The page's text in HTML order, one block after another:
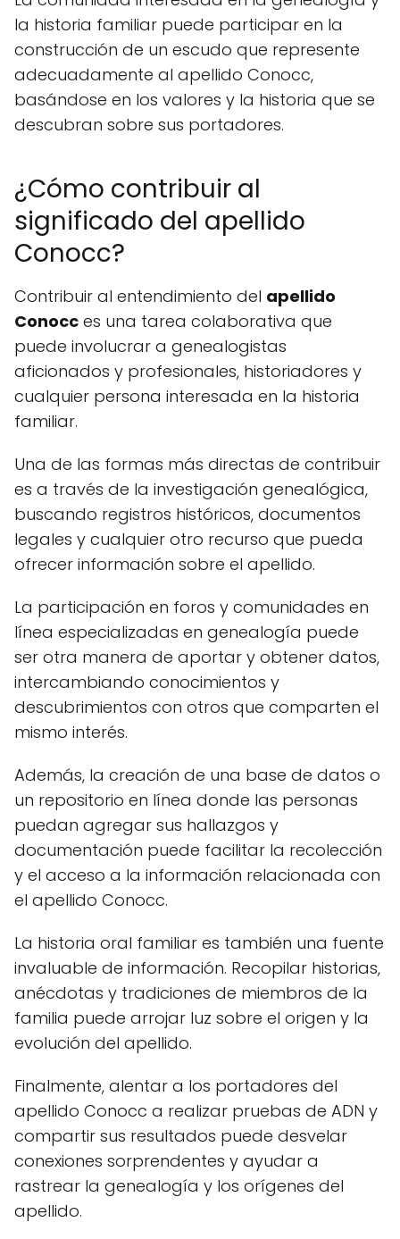
la historia familiar puede participar en la
construcción de un escudo que represente
adecuadamente al apellido Conocc,
basándose en los valores y la historia que se
descubran sobre sus portadores.
¿Cómo contribuir al
significado del apellido
Conocc?
Contribuir al entendimiento del apellido
Conocc es una tarea colaborativa que
puede involucrar a genealogistas
aficionados y profesionales, historiadores y
cualquier persona interesada en la historia
familiar.
Una de las formas más directas de contribuir
es a través de la investigación genealógica,
buscando registros históricos, documentos
legales y cualquier otro recurso que pueda
ofrecer información sobre el apellido.
La participación en foros y comunidades en
línea especializadas en genealogía puede
ser otra manera de aportar y obtener datos,
intercambiando conocimientos y
descubrimientos con otros que comparten el
mismo interés.
Además, la creación de una base de datos o
un repositorio en línea donde las personas
puedan agregar sus hallazgos y
documentación puede facilitar la recolección
y el acceso a la información relacionada con
el apellido Conocc.
La historia oral familiar es también una fuente
invaluable de información. Recopilar historias,
anécdotas y tradiciones de miembros de la
familia puede arrojar luz sobre el origen y la
evolución del apellido.
Finalmente, alentar a los portadores del
apellido Conocc a realizar pruebas de ADN y
compartir sus resultados puede desvelar
conexiones sorprendentes y ayudar a
rastrear la genealogía y los orígenes del
apellido.